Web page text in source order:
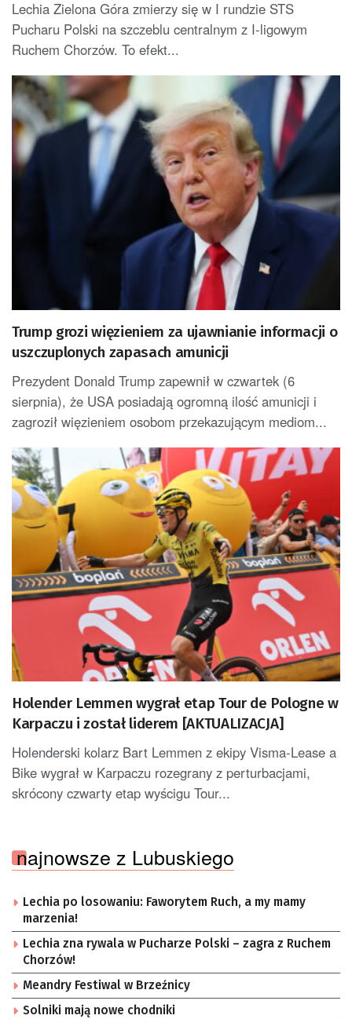
Lechia Zielona Góra zmierzy się w I rundzie STS
Pucharu Polski na szczeblu centralnym z I-ligowym
Ruchem Chorzów. To efekt...
Trump grozi więzieniem za ujawnianie informacji o
uszczuplonych zapasach amunicji
Prezydent Donald Trump zapewnił w czwartek (6
sierpnia), że USA posiadają ogromną ilość amunicji i
zagroził więzieniem osobom przekazującym mediom...
Holender Lemmen wygrał etap Tour de Pologne w
Karpaczu i został liderem [AKTUALIZACJA]
Holenderski kolarz Bart Lemmen z ekipy Visma-Lease a
Bike wygrał w Karpaczu rozegrany z perturbacjami,
skrócony czwarty etap wyścigu Tour...
najnowsze z Lubuskiego
Lechia po losowaniu: Faworytem Ruch, a my mamy
marzenia!
Lechia zna rywala w Pucharze Polski – zagra z Ruchem
Chorzów!
Meandry Festiwal w Brzeźnicy
Solniki mają nowe chodniki